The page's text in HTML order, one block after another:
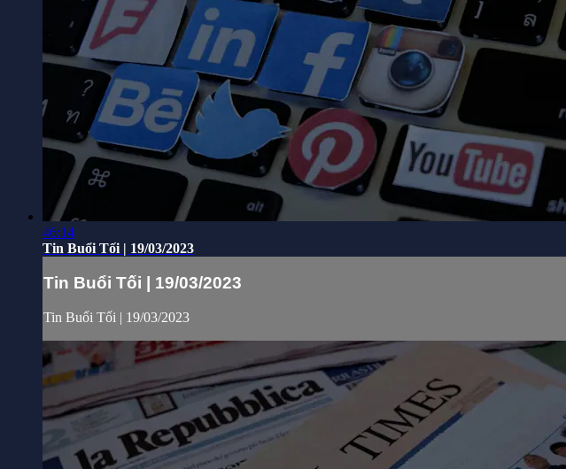
46:14
Tin Buổi Tối | 19/03/2023
Tin Buổi Tối | 19/03/2023
Tin Buổi Tối | 19/03/2023